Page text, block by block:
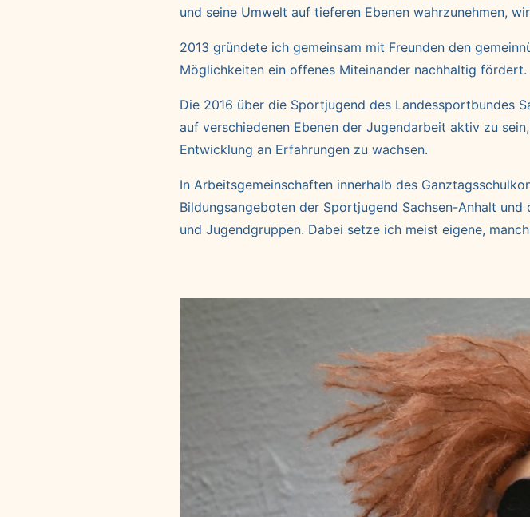
und seine Umwelt auf tieferen Ebenen wahrzunehmen,
2013 gründete ich gemeinsam mit Freunden den
Möglichkeiten ein offenes Miteinander nachhaltig fördert.
Die 2016 über die Sportjugend des Landessportbundes
auf verschiedenen Ebenen der Jugendarbeit aktiv zu
Entwicklung an Erfahrungen zu wachsen.
In Arbeitsgemeinschaften innerhalb des
Bildungsangeboten der Sportjugend Sachsen-Anhalt
und Jugendgruppen. Dabei setze ich meist eigene,